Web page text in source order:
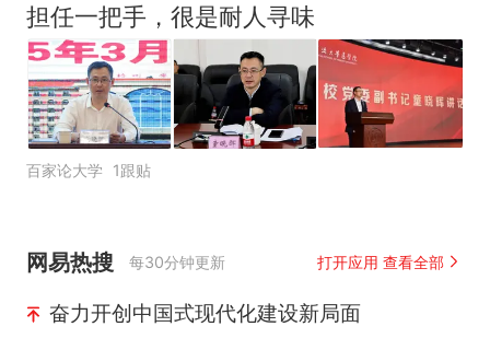
担任一把手，很是耐人寻味
百家论大学 1跟贴
网易热搜 每30分钟更新 打开应用 查看全部
奋力开创中国式现代化建设新局面